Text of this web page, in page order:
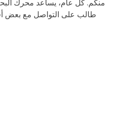
طالب على التواصل مع بعض